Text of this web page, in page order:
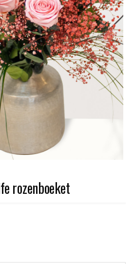
rozenboeket